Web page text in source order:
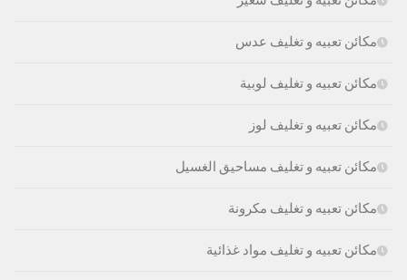
مكائن تعبيه و تغليف عدس
مكائن تعبيه و تغليف لوبية
مكائن تعبيه و تغليف لوز
مكائن تعبيه و تغليف مساحيق الغسيل
مكائن تعبيه و تغليف مكرونة
مكائن تعبيه و تغليف مواد غذائية